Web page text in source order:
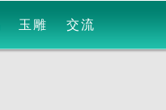
玉雕 交流